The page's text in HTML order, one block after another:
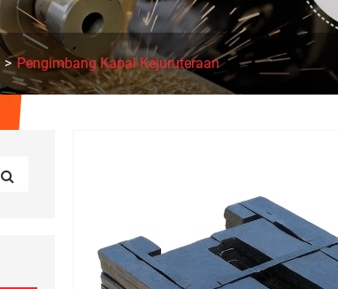
Pengimbang Kapal Kejuruteraan